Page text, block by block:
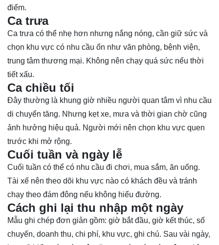
điểm.
Ca trưa
Ca trưa có thể nhẹ hơn nhưng nắng nóng, cần giữ sức và
chọn khu vực có nhu cầu ổn như văn phòng, bệnh viện,
trung tâm thương mại. Không nên chạy quá sức nếu thời
tiết xấu.
Ca chiều tối
Đây thường là khung giờ nhiều người quan tâm vì nhu cầu
di chuyển tăng. Nhưng kẹt xe, mưa và thời gian chờ cũng
ảnh hưởng hiệu quả. Người mới nên chọn khu vực quen
trước khi mở rộng.
Cuối tuần và ngày lễ
Cuối tuần có thể có nhu cầu đi chơi, mua sắm, ăn uống.
Tài xế nên theo dõi khu vực nào có khách đều và tránh
chạy theo đám đông nếu không hiểu đường.
Cách ghi lại thu nhập một ngày
Mẫu ghi chép đơn giản gồm: giờ bắt đầu, giờ kết thúc, số
chuyến, doanh thu, chi phí, khu vực, ghi chú. Sau vài ngày,